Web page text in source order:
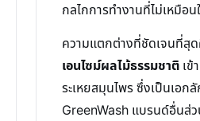
กลไกการทำงานที่ไม่เหมือน
ความแตกต่างที่ชัดเจนที่สุ
เอนไซม์ผลไม้ธรรมชาติ เ
ระเหยสมุนไพร ซึ่งเป็นเอก
GreenWash แบรนด์อื่นส่